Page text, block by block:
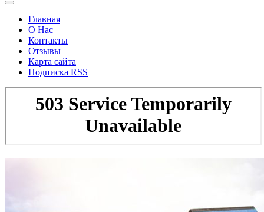
Главная
О Нас
Контакты
Отзывы
Карта сайта
Подписка RSS